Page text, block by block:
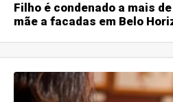
Filho é condenado a mais
mãe a facadas em Belo